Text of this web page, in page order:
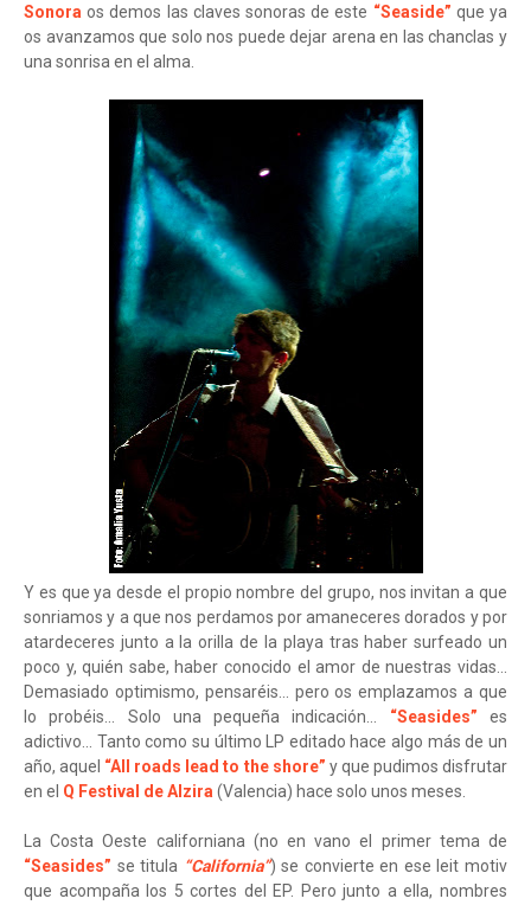
Sonora os demos las claves sonoras de este “Seaside” que ya
os avanzamos que solo nos puede dejar arena en las chanclas y
una sonrisa en el alma.
Y es que ya desde el propio nombre del grupo, nos invitan a que
sonriamos y a que nos perdamos por amaneceres dorados y por
atardeceres junto a la orilla de la playa tras haber surfeado un
poco y, quién sabe, haber conocido el amor de nuestras vidas...
Demasiado optimismo, pensaréis... pero os emplazamos a que
lo probéis... Solo una pequeña indicación... “Seasides” es
adictivo... Tanto como su último LP editado hace algo más de un
año, aquel “All roads lead to the shore” y que pudimos disfrutar
en el Q Festival de Alzira(Valencia) hace solo unos meses.
La Costa Oeste californiana (no en vano el primer tema de
“Seasides” se titula “California”) se convierte en ese leit motiv
que acompaña los 5 cortes del EP. Pero junto a ella, nombres